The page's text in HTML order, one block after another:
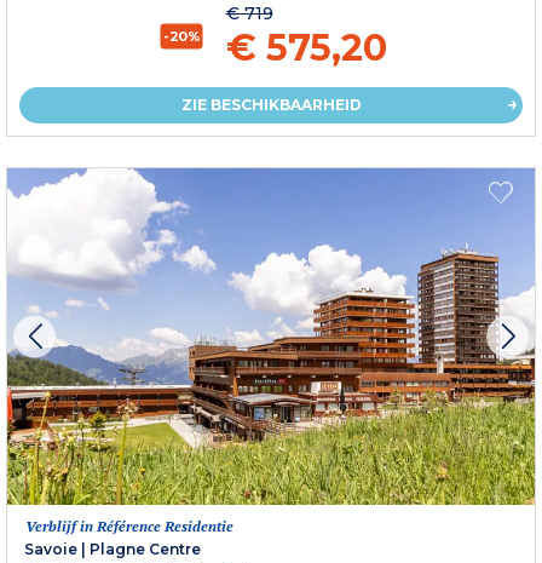
-20%
€ 719
€ 575,20
ZIE BESCHIKBAARHEID
Verblijf in Référence Residentie
Savoie | Plagne Centre